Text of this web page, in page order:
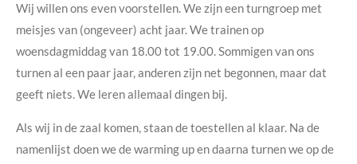
Wij willen ons even voorstellen. We zijn een turngroep met
meisjes van (ongeveer) acht jaar. We trainen op
woensdagmiddag van 18.00 tot 19.00. Sommigen van ons
turnen al een paar jaar, anderen zijn net begonnen, maar dat
geeft niets. We leren allemaal dingen bij.
Als wij in de zaal komen, staan de toestellen al klaar. Na de
namenlijst doen we de warming up en daarna turnen we op de